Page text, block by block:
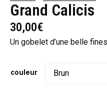
Grand Calicis
30,00€
Un gobelet d’une belle
couleur